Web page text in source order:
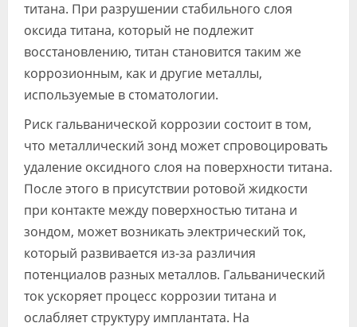
титана. При разрушении стабильного слоя
оксида титана, который не подлежит
восстановлению, титан становится таким же
коррозионным, как и другие металлы,
используемые в стоматологии.
Риск гальванической коррозии состоит в том,
что металлический зонд может спровоцировать
удаление оксидного слоя на поверхности титана.
После этого в присутствии ротовой жидкости
при контакте между поверхностью титана и
зондом, может возникать электрический ток,
который развивается из-за различия
потенциалов разных металлов. Гальванический
ток ускоряет процесс коррозии титана и
ослабляет структуру имплантата. На